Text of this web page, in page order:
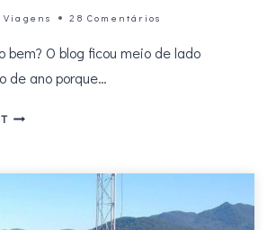
Viagens 28 Comentários
bem? O blog ficou meio de lado
de ano porque…
5
VOCÊ